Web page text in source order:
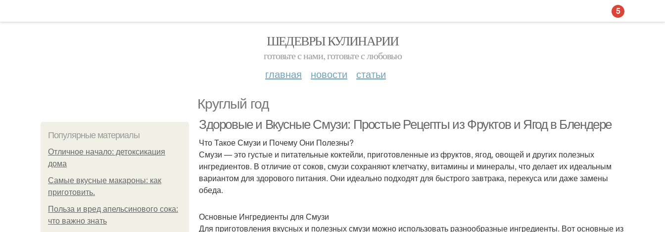
ШЕДЕВРЫ КУЛИНАРИИ
готовьте с нами, готовьте с любовью
главная новости статьи
Круглый год
Популярные материалы
Отличное начало: детоксикация
дома
Самые вкусные макароны: как
приготовить.
Польза и вред апельсинового сока:
что важно знать
Здоровые и Вкусные Смузи: Простые Рецепты из Фруктов и Ягод в Блендере
Что Такое Смузи и Почему Они Полезны?
Смузи — это густые и питательные коктейли, приготовленные из фруктов, ягод, овощей и других полезных
ингредиентов. В отличие от соков, смузи сохраняют клетчатку, витамины и минералы, что делает их идеальным
вариантом для здорового питания. Они идеально подходят для быстрого завтрака, перекуса или даже замены
обеда.
Основные Ингредиенты для Смузи
Для приготовления вкусных и полезных смузи можно использовать разнообразные ингредиенты. Вот основные из
5